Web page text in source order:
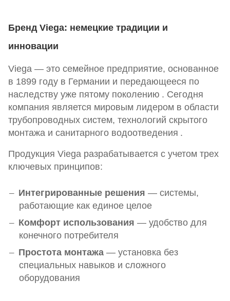
Бренд Viega: немецкие традиции и
инновации
Viega — это семейное предприятие, основанное
в 1899 году в Германии и передающееся по
наследству уже пятому поколению . Сегодня
компания является мировым лидером в области
трубопроводных систем, технологий скрытого
монтажа и санитарного водоотведения .
Продукция Viega разрабатывается с учетом трех
ключевых принципов:
Интегрированные решения — системы,
работающие как единое целое
Комфорт использования — удобство для
конечного потребителя
Простота монтажа — установка без
специальных навыков и сложного
оборудования